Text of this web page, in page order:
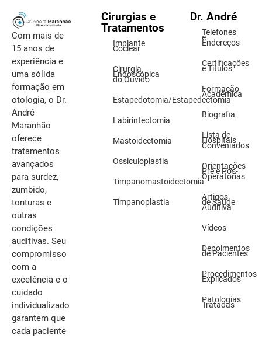
Com mais de
15 anos de
experiência e
uma sólida
formação em
otologia, o Dr.
André
Maranhão
oferece
tratamentos
avançados
para surdez,
zumbido,
tonturas e
outras
condições
auditivas. Seu
compromisso
com a
excelência e o
cuidado
individualizado
garantem que
cada paciente
Cirurgias e
Tratamentos
Implante
Coclear
Cirurgia
Endoscópica
do Ouvido
Estapedotomia/Estapedectomia
Labirintectomia
Mastoidectomia
Ossiculoplastia
Timpanomastoidectomia
Timpanoplastia
Dr. André
Telefones
e
Endereços
Certificações
e Títulos
Formação
Acadêmica
Biografia
Lista de
Hospitais
Conveniados
Orientações
Pré e Pós-
Operatórias
Artigos
de Saúde
Auditiva
Vídeos
Depoimentos
de Pacientes
Procedimentos
Explicados
Patologias
Tratadas